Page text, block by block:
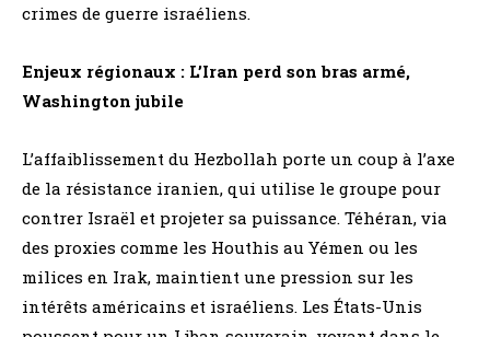
crimes de guerre israéliens.
Enjeux régionaux : L’Iran perd son bras armé,
Washington jubile
L’affaiblissement du Hezbollah porte un coup à l’axe
de la résistance iranien, qui utilise le groupe pour
contrer Israël et projeter sa puissance. Téhéran, via
des proxies comme les Houthis au Yémen ou les
milices en Irak, maintient une pression sur les
intérêts américains et israéliens. Les États-Unis